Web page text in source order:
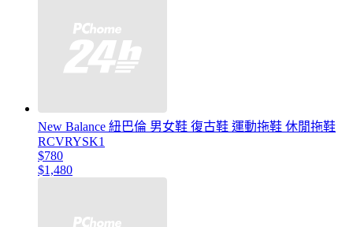
New Balance 紐巴倫 男女鞋 復古鞋 運動拖鞋 休閒拖鞋
RCVRYSK1
$780
$1,480